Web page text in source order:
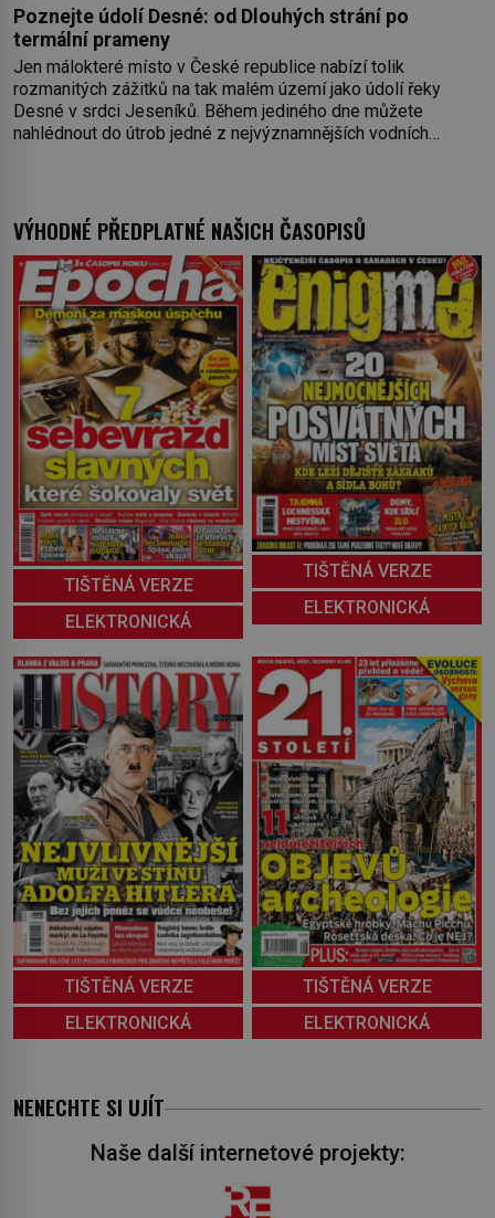
Poznejte údolí Desné: od Dlouhých strání po
termální prameny
Jen málokteré místo v České republice nabízí tolik
rozmanitých zážitků na tak malém území jako údolí řeky
Desné v srdci Jeseníků. Během jediného dne můžete
nahlédnout do útrob jedné z nejvýznamnějších vodních
VÝHODNÉ PŘEDPLATNÉ NAŠICH ČASOPISŮ
TIŠTĚNÁ VERZE
ELEKTRONICKÁ
TIŠTĚNÁ VERZE
ELEKTRONICKÁ
TIŠTĚNÁ VERZE
ELEKTRONICKÁ
TIŠTĚNÁ VERZE
ELEKTRONICKÁ
NENECHTE SI UJÍT
Naše další internetové projekty: